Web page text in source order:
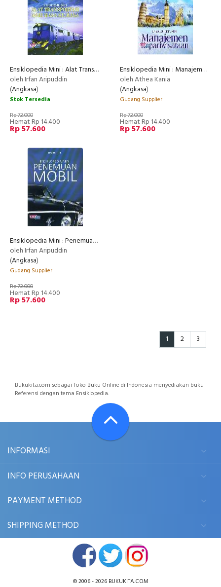
Ensiklopedia Mini : Alat Transportasi dari Masa ke Masa
oleh Irfan Aripuddin
(Angkasa)
Stok Tersedia
Rp 72.000
Hemat Rp 14.400
Rp 57.600
Ensiklopedia Mini : Manajemen Kepariwisataan
oleh Athea Kania
(Angkasa)
Gudang Supplier
Rp 72.000
Hemat Rp 14.400
Rp 57.600
Ensiklopedia Mini : Penemuan Mobil
oleh Irfan Aripuddin
(Angkasa)
Gudang Supplier
Rp 72.000
Hemat Rp 14.400
Rp 57.600
1 2 3
Bukukita.com sebagai Toko Buku Online di Indonesia menyediakan buku
Referensi dengan tema Ensiklopedia.
INFORMASI
INFO PERUSAHAAN
PAYMENT METHOD
SHIPPING METHOD
© 2006 - 2026 BUKUKITA.COM